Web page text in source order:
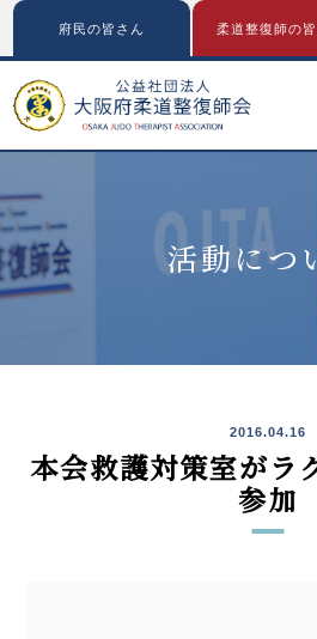
府民の皆さん
柔道整復師の
活動につ
2016.04.16
本会救護対策室がラ
参加